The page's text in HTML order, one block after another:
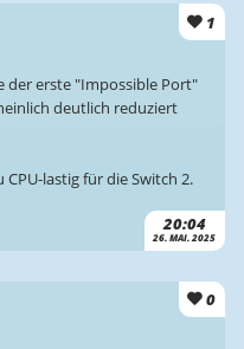
1
20:04
26. MAI. 2025
der erste "Impossible Port"
deutlich reduziert
lastig für die Switch 2.
0